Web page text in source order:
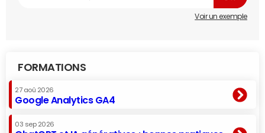
Voir un exemple
FORMATIONS
27 aoû 2026
Google Analytics GA4
03 sep 2026